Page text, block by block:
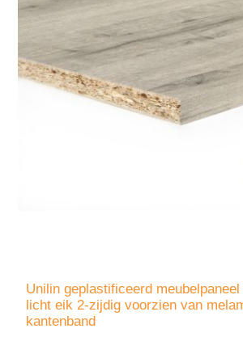
Unilin geplastificeerd
licht eik 2-zijdig voorzien van
kantenband